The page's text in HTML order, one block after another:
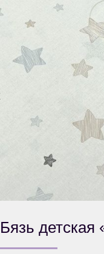
Бязь детская